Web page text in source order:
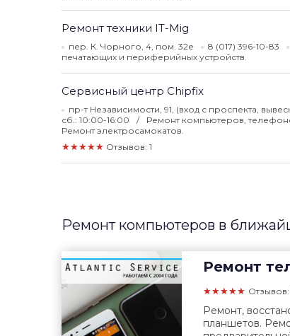
Ремонт техники IT-Mig
пер. К. Чорного, 4, пом. 32е 8 (017) 396-10-83
печатающих и периферийных устройств.
Сервисный центр Chipfix
пр-т Независимости, 91, (вход с проспекта,
сб.: 10:00-16:00
Ремонт компьютеров,
Ремонт электросамокатов.
★★★★★ Отзывов: 1
Ремонт компьютеров в
Ремонт
★★★★★ Отзывов:
Ремонт,
планшетов.